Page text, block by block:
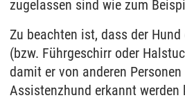
zugelassen sind wie zum
Zu beachten ist, dass der Hund
(bzw. Führgeschirr oder
damit er von anderen
Assistenzhund erkannt werden